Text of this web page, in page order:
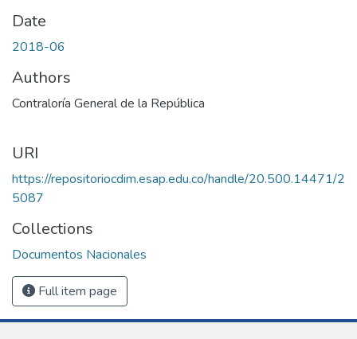
Date
2018-06
Authors
Contraloría General de la República
URI
https://repositoriocdim.esap.edu.co/handle/20.500.14471/2
5087
Collections
Documentos Nacionales
Full item page